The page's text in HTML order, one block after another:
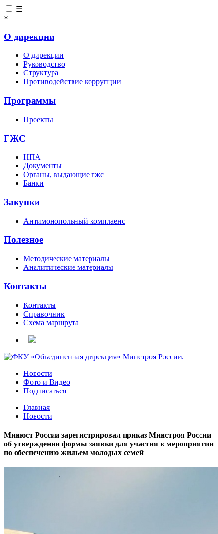
☰
×
О дирекции
О дирекции
Руководство
Структура
Противодействие коррупции
Программы
Проекты
ГЖС
НПА
Документы
Органы, выдающие гжс
Банки
Закупки
Антимонопольный комплаенс
Полезное
Методические материалы
Аналитические материалы
Контакты
Контакты
Справочник
Схема маршрута
Новости
Фото и Видео
Подписаться
Главная
Новости
Минюст России зарегистрировал приказ Минстроя России
об утверждении формы заявки для участия в мероприятии
по обеспечению жильем молодых семей